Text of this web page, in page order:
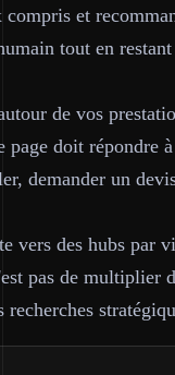
et
tout en
de vos
doit répondre
demander un
vers des hubs
pas de multiplier